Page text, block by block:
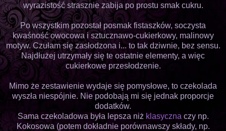
wyrazistość strasznie zabija po prostu smak cukru.
Po wszystkim pozostał posmak fistaszków, soczysta
kwaśność owocowa i sztucznawo-cukierkowy, malinowy
motyw. Czułam się zasłodzona i... to tak dziwnie, bez sensu.
Najdłużej utrzymały się te ostatnie elementy, a więc
cukierkowe przesłodzenie.
Mimo że zestawienie wydaje się pomysłowe, to czekolada
wyszła niespójnie. Nie podobają mi się jednak proporcje
dodatków.
Sama czekoladowa była lepsza niż klasyczna czy np.
Kokosowa (potem dokładnie porównawszy składy, np.